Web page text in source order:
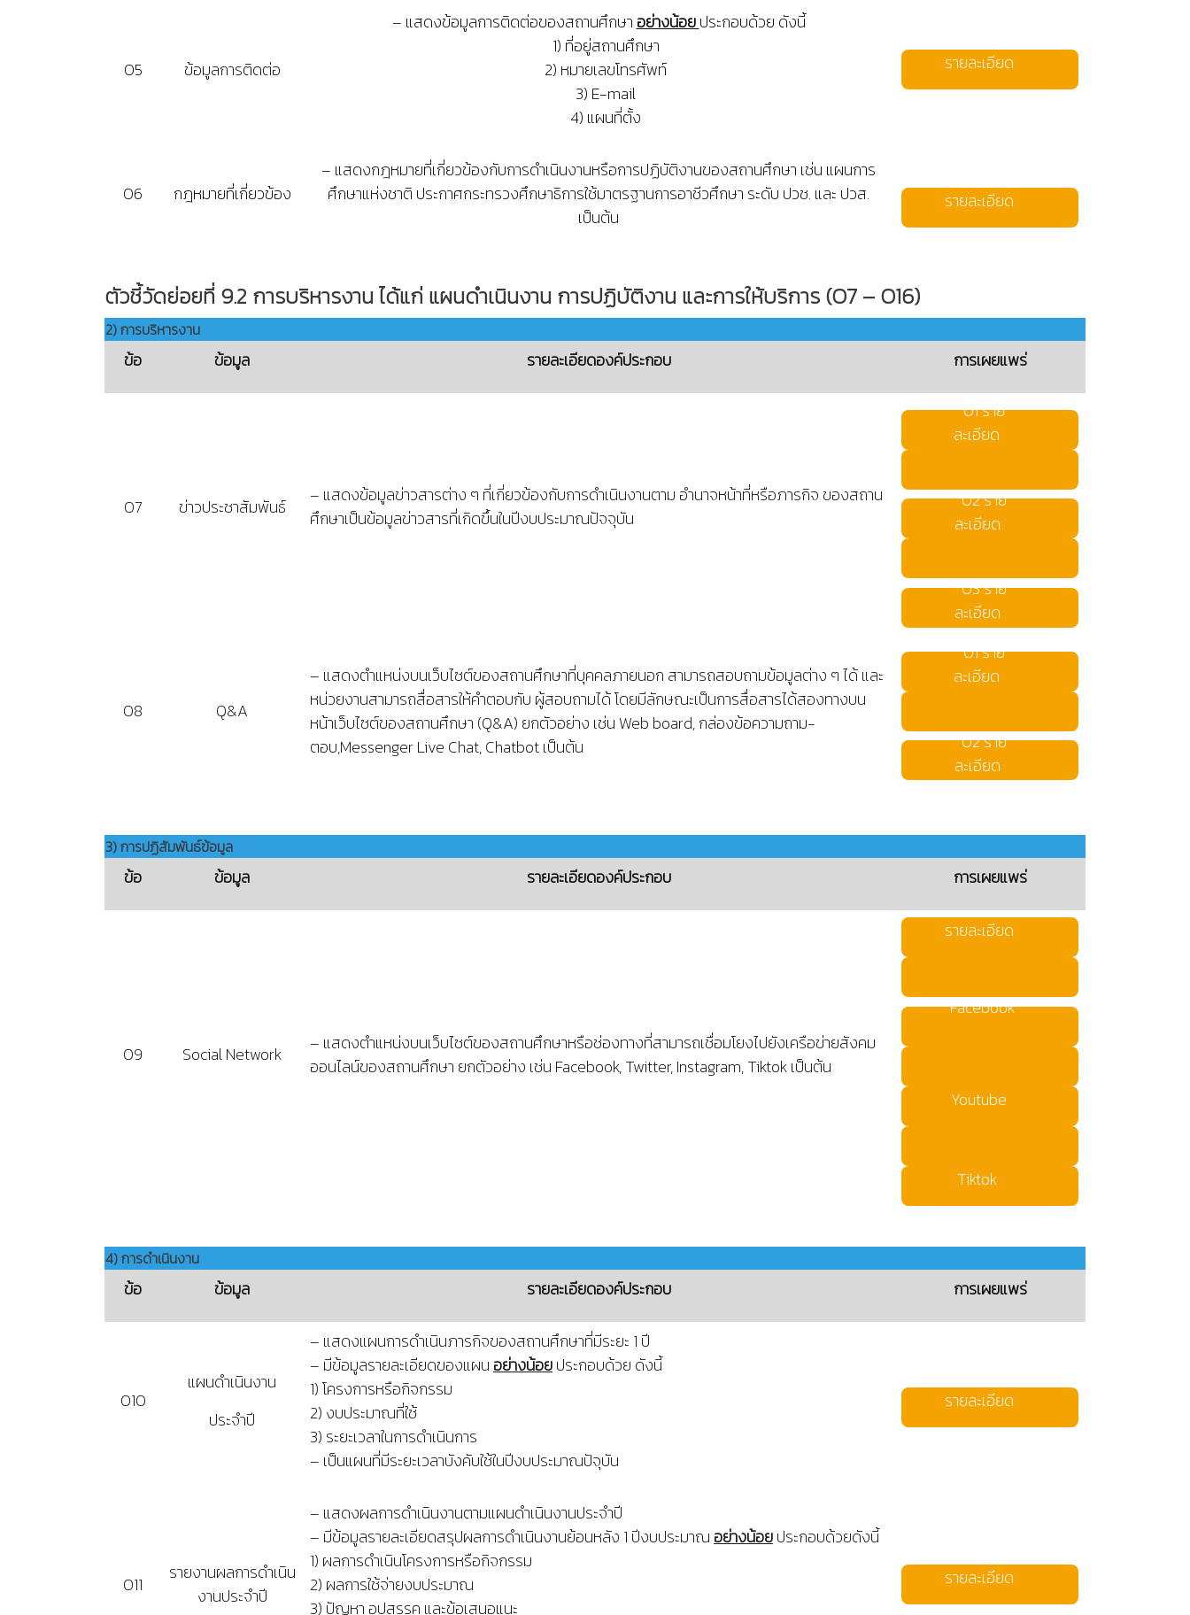
O5 ข้อมูลการติดต่อ
– แสดงข้อมูลการติดต่อของสถานศึกษา อย่างน้อยประกอบด้วย ดังนี้
1) ที่อยู่สถานศึกษา
2) หมายเลขโทรศัพท์
3) E-mail
4) แผนที่ตั้ง
รายละเอียด
O6 กฎหมายที่เกี่ยวข้อง
– แสดงกฎหมายที่เกี่ยวข้องกับการดำเนินงานหรือการปฏิบัติงานของสถานศึกษา เช่น แผนการ
ศึกษาแห่งชาติ ประกาศกระทรวงศึกษาธิการใช้มาตรฐานการอาชีวศึกษา ระดับ ปวช. และ ปวส.
เป็นต้น
รายละเอียด
ตัวชี้วัดย่อยที่ 9.2 การบริหารงาน ได้แก่ แผนดําเนินงาน การปฏิบัติงาน และการให้บริการ (O7 – O16)
2)การบริหารงาน
ข้อ ข้อมูล รายละเอียดองค์ประกอบ การเผยแพร่
O7 ข่าวประชาสัมพันธ์
– แสดงข้อมูลข่าวสารต่าง ๆ ที่เกี่ยวข้องกับการดำเนินงานตาม อำนาจหน้าที่หรือภารกิจ ของสถาน
ศึกษาเป็นข้อมูลข่าวสารที่เกิดขึ้นในปีงบประมาณปัจจุบัน
01 ราย
ละเอียด
02 ราย
ละเอียด
03 ราย
ละเอียด
O8 Q&A
– แสดงตำแหน่งบนเว็บไซต์ของสถานศึกษาที่บุคคลภายนอก สามารถสอบถามข้อมูลต่าง ๆ ได้ และ
หน่วยงานสามารถสื่อสารให้คำตอบกับ ผู้สอบถามได้ โดยมีลักษณะเป็นการสื่อสารได้สองทางบน
หน้าเว็บไซต์ของสถานศึกษา (Q&A) ยกตัวอย่าง เช่น Web board, กล่องข้อความถาม-
ตอบ,Messenger Live Chat, Chatbot เป็นต้น
01 ราย
ละเอียด
02 ราย
ละเอียด
3) การปฏิสัมพันธ์ข้อมูล
ข้อ ข้อมูล รายละเอียดองค์ประกอบ การเผยแพร่
O9 Social Network
– แสดงตำแหน่งบนเว็บไซต์ของสถานศึกษาหรือช่องทางที่สามารถเชื่อมโยงไปยังเครือข่ายสังคม
ออนไลน์ของสถานศึกษา ยกตัวอย่าง เช่น Facebook, Twitter, Instagram, Tiktok เป็นต้น
รายละเอียด
Facebook
Youtube
Tiktok
4) การดำเนินงาน
ข้อ ข้อมูล รายละเอียดองค์ประกอบ การเผยแพร่
O10
แผนดำเนินงาน
ประจำปี
– แสดงแผนการดำเนินภารกิจของสถานศึกษาที่มีระยะ 1 ปี
– มีข้อมูลรายละเอียดของแผน อย่างน้อยประกอบด้วย ดังนี้
1) โครงการหรือกิจกรรม
2) งบประมาณที่ใช้
3) ระยะเวลาในการดำเนินการ
– เป็นแผนที่มีระยะเวลาบังคับใช้ในปีงบประมาณปัจุบัน
รายละเอียด
O11
รายงานผลการดำเนิน
งานประจำปี
– แสดงผลการดำเนินงานตามแผนดำเนินงานประจำปี
– มีข้อมูลรายละเอียดสรุปผลการดำเนินงานย้อนหลัง 1 ปีงบประมาณ อย่างน้อยประกอบด้วยดังนี้
1) ผลการดำเนินโครงการหรือกิจกรรม
2) ผลการใช้จ่ายงบประมาณ
3) ปัญหา อุปสรรค และข้อเสนอแนะ
รายละเอียด